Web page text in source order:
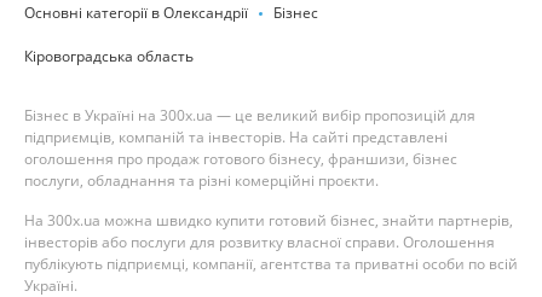
Основні категорії в Олександрії Бізнес
Кіровоградська область
Бізнес в Україні на 300x.ua — це великий вибір пропозицій для
підприємців, компаній та інвесторів. На сайті представлені
оголошення про продаж готового бізнесу, франшизи, бізнес
послуги, обладнання та різні комерційні проєкти.
На 300x.ua можна швидко купити готовий бізнес, знайти партнерів,
інвесторів або послуги для розвитку власної справи. Оголошення
публікують підприємці, компанії, агентства та приватні особи по всій
Україні.